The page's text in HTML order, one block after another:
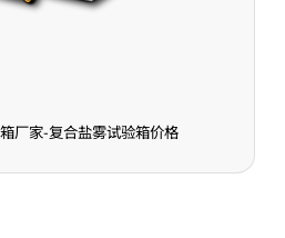
电热鼓风干燥箱厂家-电热鼓风干燥箱价格